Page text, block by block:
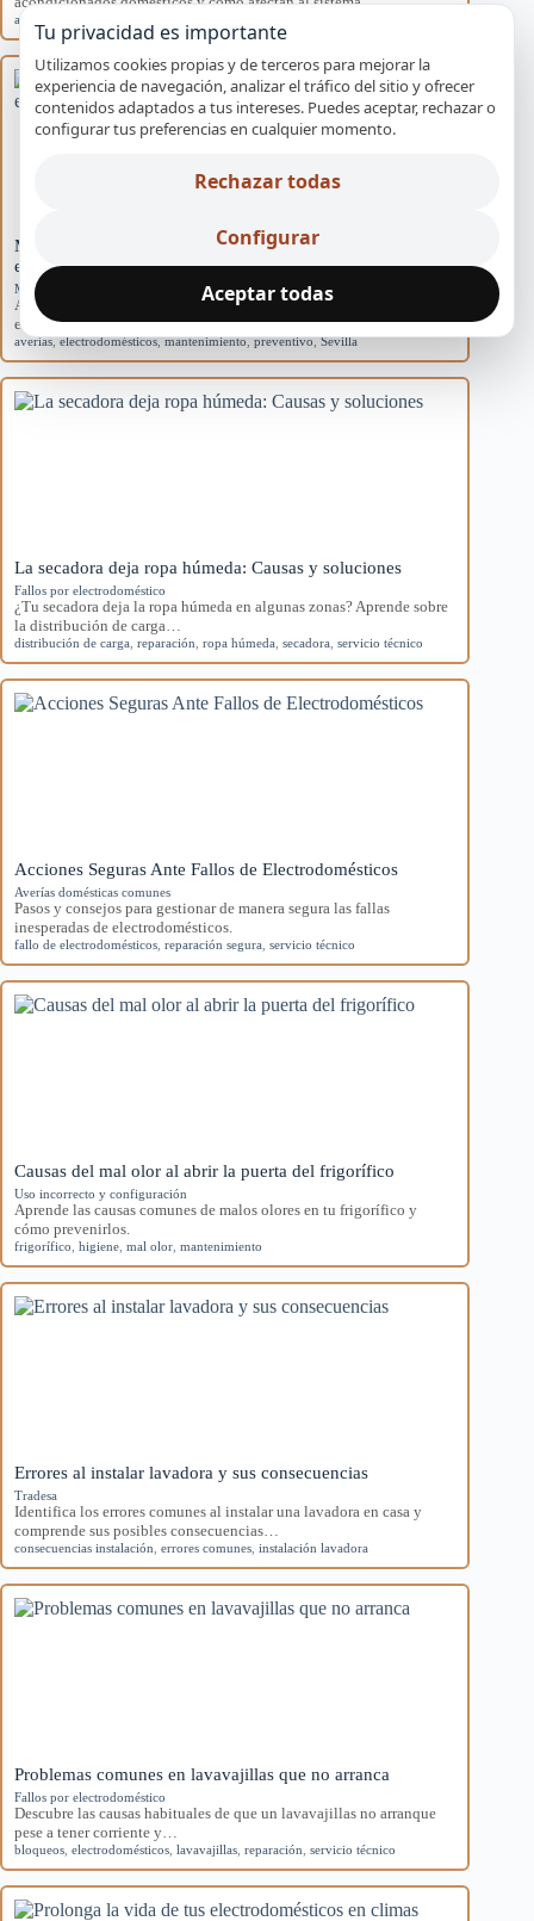
aire acondicionado
Mantenimiento básico para evitar averías en
electrodomésticos
Mantenimiento preventivo
Aprende rutinas de mantenimiento para prevenir averías en tus
electrodomésticos y mejorar su eficiencia en…
averías ,electrodomésticos,mantenimiento,preventivo,Sevilla
La secadora deja ropa húmeda: Causas y soluciones
Fallos por electrodoméstico
¿Tu secadora deja la ropa húmeda en algunas zonas? Aprende sobre
la distribución de carga…
distribución de carga reparación ropa húmeda secadora servicio técnico
Acciones Seguras Ante Fallos de Electrodomésticos
Averías domésticas comunes
Pasos y consejos para gestionar de manera segura las fallas
inesperadas de electrodomésticos.
fallo de electrodomésticos reparación segura servicio técnico
Causas del mal olor al abrir la puerta del frigorífico
Uso incorrecto y configuración
Aprende las causas comunes de malos olores en tu frigorífico y
cómo prevenirlos.
frigorífico higiene mal olor mantenimiento
Errores al instalar lavadora y sus consecuencias
Tradesa
Identifica los errores comunes al instalar una lavadora en casa y
comprende sus posibles consecuencias…
consecuencias instalación errores comunes instalación lavadora
Problemas comunes en lavavajillas que no arranca
Fallos por electrodoméstico
Descubre las causas habituales de que un lavavajillas no arranque
pese a tener corriente y…
bloqueos electrodomésticos lavavajillas reparación servicio técnico
Tu privacidad es importante
Utilizamos cookies propias y de terceros para mejorar la
experiencia de navegación, analizar el tráfico del sitio y ofrecer
contenidos adaptados a tus intereses. Puedes aceptar, rechazar o
configurar tus preferencias en cualquier momento.
Rechazar todas
Configurar
Aceptar todas